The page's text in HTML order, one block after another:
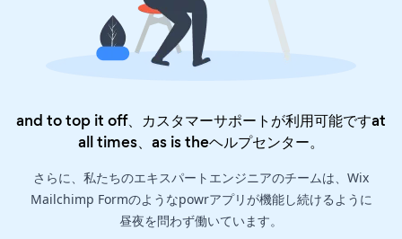
and to top it off、カスタマーサポートが利用可能ですat
all times、as is theヘルプセンター。
さらに、私たちのエキスパートエンジニアのチームは、Wix
Mailchimp Formのようなpowrアプリが機能し続けるように
昼夜を問わず働いています。